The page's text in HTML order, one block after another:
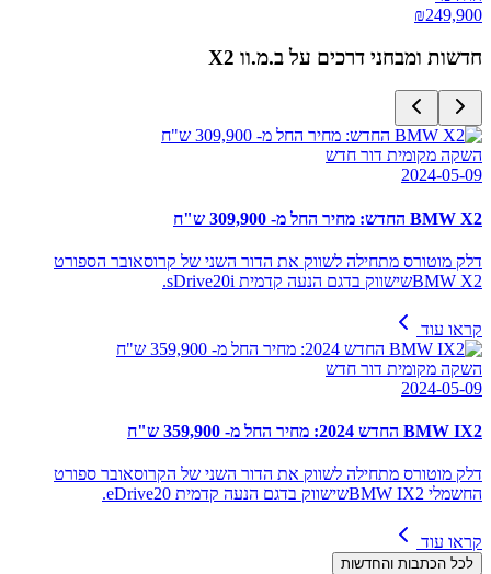
₪249,900
חדשות ומבחני דרכים עלב.מ.וו X2
השקה מקומית דור חדש
2024-05-09
BMW X2 החדש: מחיר החל מ- 309,900 ש"ח
דלק מוטורס מתחילה לשווק את הדור השני של קרוסאובר הספורט
BMW X2שישווק בדגם הנעה קדמית sDrive20i.
קראו עוד
השקה מקומית דור חדש
2024-05-09
BMW IX2 החדש 2024: מחיר החל מ- 359,900 ש"ח
דלק מוטורס מתחילה לשווק את הדור השני של הקרוסאובר ספורט
החשמלי BMW IX2שישווק בדגם הנעה קדמית eDrive20.
קראו עוד
לכל הכתבות והחדשות